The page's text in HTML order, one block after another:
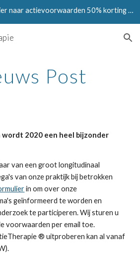
Vraag via contactformulier naar actievoorwaarden 50% korting op Testen in juni en juli 2024
Post
wordt 2020 een heel bijzonder
van een groot longitudinaal
van onze praktijk bij betrokken
in om over onze
geïnformeerd te worden en
te participeren. Wij sturen u
voorwaarden per email toe.
® uitproberen kan al vanaf